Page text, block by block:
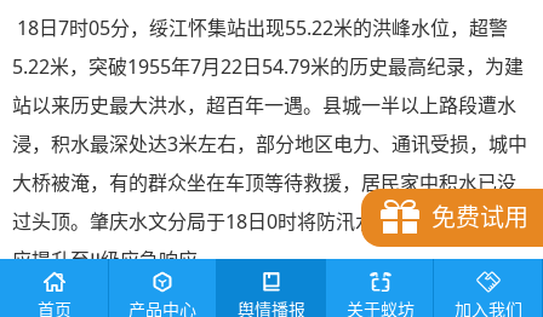
18日7时05分，绥江怀集站出现55.22米的洪峰水位，超警
5.22米，突破1955年7月22日54.79米的历史最高纪录，为建
站以来历史最大洪水，超百年一遇。县城一半以上路段遭水
浸，积水最深处达3米左右，部分地区电力、通讯受损，城中
大桥被淹，有的群众坐在车顶等待救援，居民家中积水已没
过头顶。肇庆水文分局于18日0时将防汛水文测报Ⅲ级应急响
应提升至Ⅱ级应急响应。
免费试用
首页 产品中心 舆情播报 关于蚁坊 加入我们